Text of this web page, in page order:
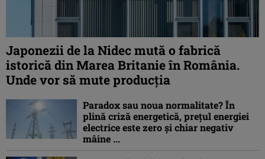
Japonezii de la Nidec mută o fabrică
istorică din Marea Britanie în România.
Unde vor să mute producția
Paradox sau noua normalitate? În
plină criză energetică, prețul energiei
electrice este zero și chiar negativ
mâine ...